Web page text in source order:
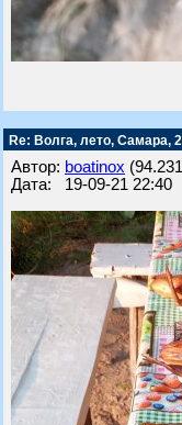
Re: Волга, лето, Самара,
Автор: boatinox
Дата: 19-09-21 22:40